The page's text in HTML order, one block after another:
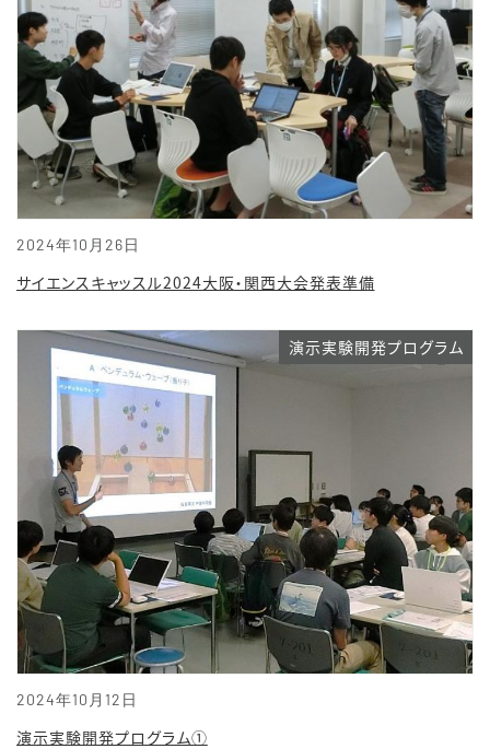
2024年10月26日
サイエンスキャッスル2024大阪・関西大会発表準備
2024年10月12日
演示実験開発プログラム
演示実験開発プログラム①